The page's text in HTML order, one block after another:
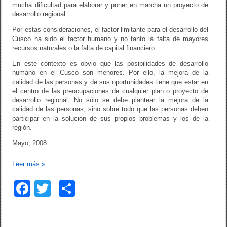
mucha dificultad para elaborar y poner en marcha un proyecto de
desarrollo regional.
Por estas consideraciones, el factor limitante para el desarrollo del
Cusco ha sido el factor humano y no tanto la falta de mayores
recursos naturales o la falta de capital financiero.
En este contexto es obvio que las posibilidades de desarrollo
humano en el Cusco son menores. Por ello, la mejora de la
calidad de las personas y de sus oportunidades tiene que estar en
el centro de las preocupaciones de cualquier plan o proyecto de
desarrollo regional. No sólo se debe plantear la mejora de la
calidad de las personas, sino sobre todo que las personas deben
participar en la solución de sus propios problemas y los de la
región.
Mayo, 2008
Leer más»
F
T